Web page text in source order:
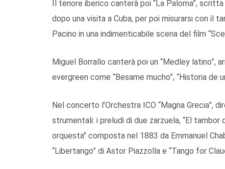
Il tenore iberico canterà poi “La Paloma”,
dopo una visita a Cuba, per poi misurarsi con il
Pacino in una indimenticabile scena del film
Miguel Borrallo canterà poi un “Medley latino”,
evergreen come “Besame mucho”, “Historia de
Nel concerto l’Orchestra ICO “Magna Grecia”,
strumentali: i preludi di due zarzuela, “El tambor
orquesta" composta nel 1883 da Emmanuel
“Libertango” di Astor Piazzolla e “Tango for